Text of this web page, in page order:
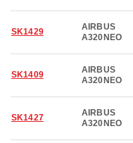
SK1429
AIRBUS
A320NEO
SK1409
AIRBUS
A320NEO
SK1427
AIRBUS
A320NEO